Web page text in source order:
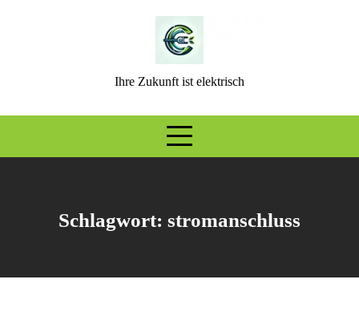
Ihre Zukunft ist elektrisch
Schlagwort: stromanschluss